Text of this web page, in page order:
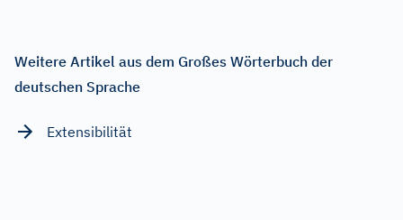
Weitere Artikel aus dem Großes Wörterbuch der
deutschen Sprache
Extensibilität